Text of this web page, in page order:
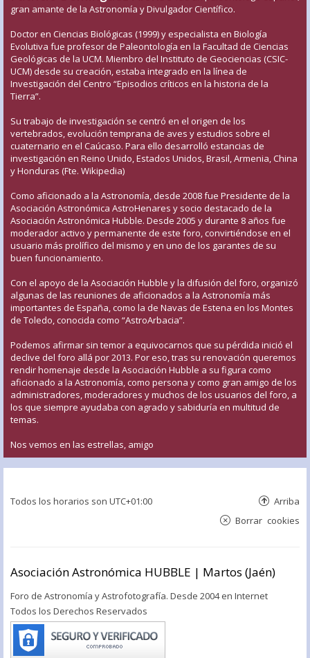
gran amante de la Astronomía y Divulgador Científico.
Doctor en Ciencias Biológicas (1999) y especialista en Biología
Evolutiva fue profesor de Paleontología en la Facultad de Ciencias
Geológicas de la UCM. Miembro del Instituto de Geociencias (CSIC-
UCM) desde su creación, estaba integrado en la línea de
Investigación del Centro “Episodios críticos en la historia de la
Tierra”.
Su trabajo de investigación se centró en el origen de los
vertebrados, evolución temprana de aves y estudios sobre el
cuaternario en el Caúcaso. Para ello desarrolló estancias de
investigación en Reino Unido, Estados Unidos, Brasil, Armenia, China
y Honduras (Fte. Wikipedia)
Como aficionado a la Astronomía, desde 2008 fue Presidente de la
Asociación Astronómica AstroHenares y socio destacado de la
Asociación Astronómica Hubble. Desde 2005 y durante 8 años fue
moderador activo y permanente de este foro, convirtiéndose en el
usuario más prolífico del mismo y en uno de los garantes de su
buen funcionamiento.
Con el apoyo de la Asociación Hubble y la difusión del foro, organizó
algunas de las reuniones de aficionados a la Astronomía más
importantes de España, como la de Navas de Estena en los Montes
de Toledo, conocida como “AstroArbacia”.
Podemos afirmar sin temor a equivocarnos que su pérdida inició el
declive del foro allá por 2013. Por eso, tras su renovación queremos
rendir homenaje desde la Asociación Hubble a su figura como
aficionado a la Astronomía, como persona y como gran amigo de los
administradores, moderadores y muchos de los usuarios del foro, a
los que siempre ayudaba con agrado y sabiduría en multitud de
temas.
Nos vemos en las estrellas, amigo
Todos los horarios son UTC+01:00 Arriba
Borrar cookies
Asociación Astronómica HUBBLE | Martos (Jaén)
Foro de Astronomía y Astrofotografía. Desde 2004 en Internet
Todos los Derechos Reservados